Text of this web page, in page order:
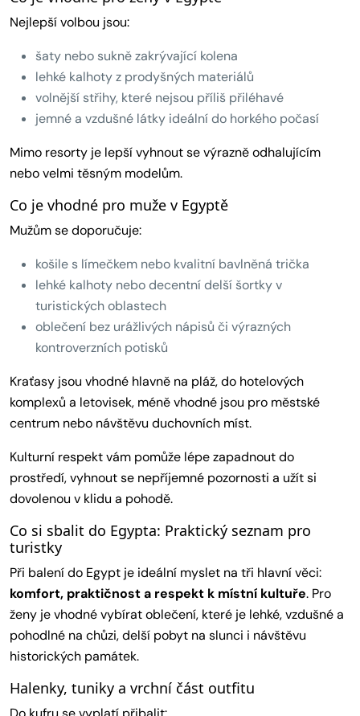
Nejlepší volbou jsou:
šaty nebo sukně zakrývající kolena
lehké kalhoty z prodyšných materiálů
volnější střihy, které nejsou příliš přiléhavé
jemné a vzdušné látky ideální do horkého počasí
Mimo resorty je lepší vyhnout se výrazně odhalujícím
nebo velmi těsným modelům.
Co je vhodné pro muže v Egyptě
Mužům se doporučuje:
košile s límečkem nebo kvalitní bavlněná trička
lehké kalhoty nebo decentní delší šortky v
turistických oblastech
oblečení bez urážlivých nápisů či výrazných
kontroverzních potisků
Kraťasy jsou vhodné hlavně na pláž, do hotelových
komplexů a letovisek, méně vhodné jsou pro městské
centrum nebo návštěvu duchovních míst.
Kulturní respekt vám pomůže lépe zapadnout do
prostředí, vyhnout se nepříjemné pozornosti a užít si
dovolenou v klidu a pohodě.
Co si sbalit do Egypta: Praktický seznam pro
turistky
Při balení do Egypt je ideální myslet na tři hlavní věci:
komfort, praktičnost a respekt k místní kultuře. Pro
ženy je vhodné vybírat oblečení, které je lehké, vzdušné a
pohodlné na chůzi, delší pobyt na slunci i návštěvu
historických památek.
Halenky, tuniky a vrchní část outfitu